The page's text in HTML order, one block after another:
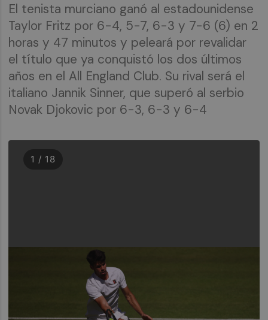
El tenista murciano ganó al estadounidense
Taylor Fritz por 6-4, 5-7, 6-3 y 7-6 (6) en 2
horas y 47 minutos y peleará por revalidar
el título que ya conquistó los dos últimos
años en el All England Club. Su rival será el
italiano Jannik Sinner, que superó al serbio
Novak Djokovic por 6-3, 6-3 y 6-4
1 / 18